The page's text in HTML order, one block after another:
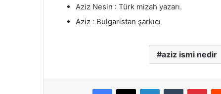
Aziz Nesin : Türk mizah yazarı.
Aziz : Bulgaristan şarkıcı
aziz ismi nedir